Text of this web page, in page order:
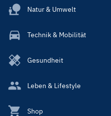
Natur & Umwelt
Technik & Mobilität
Gesundheit
Leben & Lifestyle
Shop